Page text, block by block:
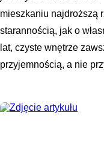
mieszkaniu najdroższą
starannością, jak o
lat, czyste wnętrze
przyjemnością, a nie